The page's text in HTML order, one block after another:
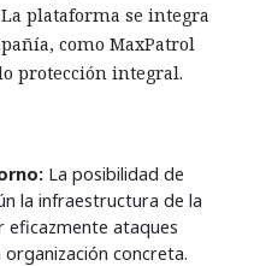
plataforma se integra
como MaxPatrol
protección integral.
La posibilidad de
la infraestructura de la
ataques
concreta.